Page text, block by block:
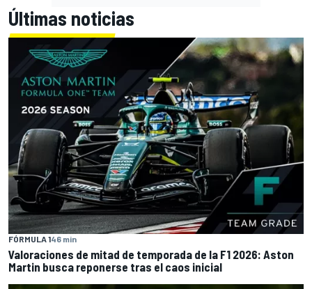
Últimas noticias
FÓRMULA 146 min
Valoraciones de mitad de temporada de la F1 2026: Aston
Martin busca reponerse tras el caos inicial